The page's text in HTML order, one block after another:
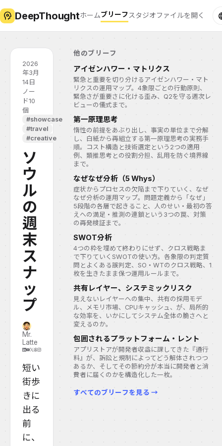
psychology DeepThoughtホームブリーフスタジオファイルを開く
2026
年3月
14日
ノー
ド10
個
#showcase
#travel
#creative
ソ
ウ
ル
の
週
末
ス
ナ
ッ
プ
Mr.
Latte
短い
街歩
きに
出る
前
に、
他のブリーフ
アイゼンハワー・マトリクス
緊急と重要を切り分けるアイゼンハワー・マト
リクスの運用マップ。4象限ごとの行動原則、
緊急さが重要さに化ける歪み、Q2を守る週次レ
ビューの儀式まで。
第一原理思考
惰性の前提をあぶり出し、事実の単位まで分解
し、白紙から再組立する第一原理思考の実務手
順。コスト構造と技術選定という2つの適用
例、類推思考との役割分担、乱用を防ぐ境界線
まで。
なぜなぜ分析（5 Whys）
症状からプロセスの欠陥まで下りていく、なぜ
なぜ分析の運用マップ。問題定義から「なぜ」
5段階の各層で起きること、人のせい・最初の答
えへの満足・推測の連鎖という3つの罠、対策
の再発検証まで。
SWOT分析
4つの枠を埋めて終わりにせず、クロス戦略ま
で下りていくSWOTの使い方。各象限の判定質
問とよくある誤判定、SO・WTのクロス戦略、1
枚を生きたまま保つ運用ルールまで。
共有レイヤー、システミックリスク
見えないレイヤーへの集中、共有の採用モデ
ル、メモリ市場、CPUキャッシュ、が、局所的
な効率を、いかにしてシステム全体の脆さへと
変えるのか。
包囲されるプラットフォーム・レント
アプリストアが開発者収益に課してきた『通行
料』が、訴訟と規制によってどう解体されつつ
あるか、そしてその節約分が本当に開発者と消
費者に届くのかを構造化した一枚。
すべてのブリーフを見る →